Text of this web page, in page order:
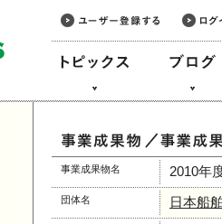
事業成果物名 2010年
団体名 日本船